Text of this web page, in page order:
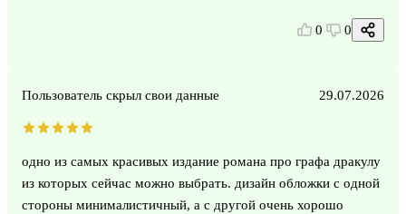
0 0
Пользователь скрыл свои данные 29.07.2026
одно из самых красивых издание романа про графа дракулу
из которых сейчас можно выбрать. дизайн обложки с одной
стороны минималистичный, а с другой очень хорошо